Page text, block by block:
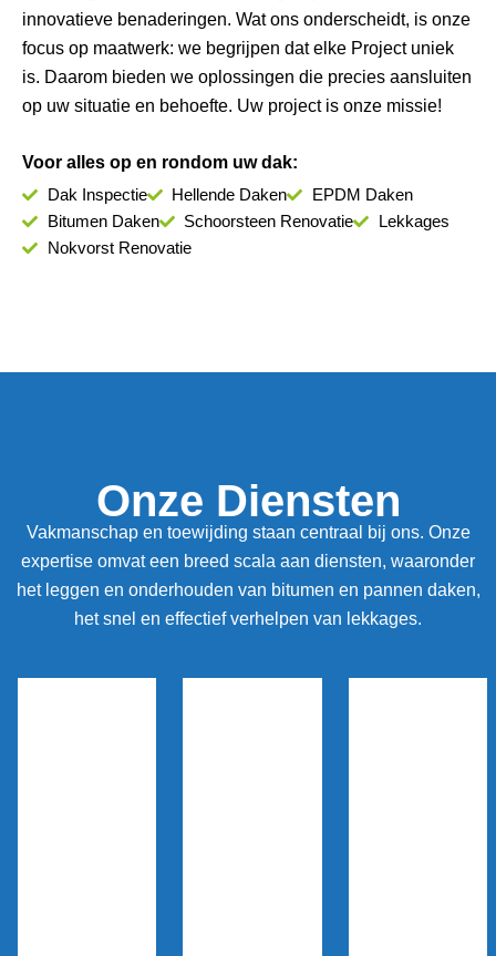
innovatieve benaderingen. Wat ons onderscheidt, is onze
focus op maatwerk: we begrijpen dat elke Project uniek
is. Daarom bieden we oplossingen die precies aansluiten
op uw situatie en behoefte. Uw project is onze missie!
Voor alles op en rondom uw dak:
Dak Inspectie Hellende Daken
EPDM Daken
Bitumen Daken
Schoorsteen Renovatie
Lekkages
Nokvorst Renovatie
Onze Diensten
Vakmanschap en toewijding staan centraal bij ons. Onze
expertise omvat een breed scala aan diensten, waaronder
het leggen en onderhouden van bitumen en pannen daken,
het snel en effectief verhelpen van lekkages.